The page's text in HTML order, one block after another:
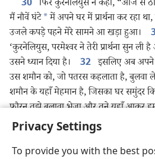
Privacy Settings
To provide you with the best
30 फिर कुरनेलियुस ने कहा, “आज से
मैं नौवें घंटे *में अपने घर में प्रार्थना कर रहा
उजले कपड़े पहने मेरे सामने आ खड़ा हुआ।
‘कुरनेलियुस, परमेश्‍वर ने तेरी प्रार्थना सुन ली
उसने ध्यान दिया है।
32 इसलिए अब
उस शमौन को, जो पतरस कहलाता है, बुलवा
शमौन के यहाँ मेहमान है, जिसका घर समुंदर
फौरन तुझे बुलावा भेजा और तूने यहाँ आकर
वक्‍त, हम सब परमेश्‍वर के सामने हाज़िर हैं
की आज्ञा यहोवा
ने तुझे दी है।”
34तब पतरस ने बोलना शुरू किया,